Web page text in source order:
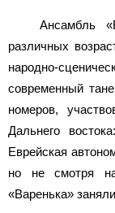
Ансамбль
различных
народно-
современный
номеров,
Дальнего
Еврейская
но не смотря на
«Варенька»